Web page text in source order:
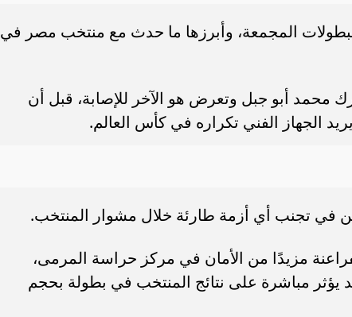
المجمعة، وأبرزها ما حدث مع منتخب مصر في
محمد أبو جبل وتعرض هو الآخر للإصابة، قبل أن
الجهاز الفني تكراره في كأس العالم.
مزيدًا من الأمان في مركز حراسة المرمى،
مباشرة على نتائج المنتخب في بطولة بحجم